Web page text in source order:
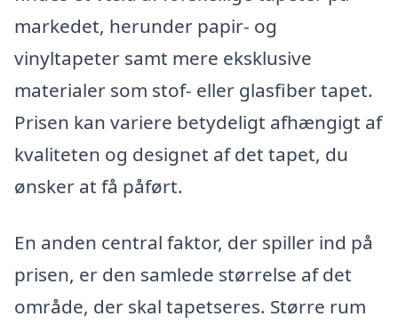
markedet, herunder papir- og
vinyltapeter samt mere eksklusive
materialer som stof- eller glasfiber tapet.
Prisen kan variere betydeligt afhængigt af
kvaliteten og designet af det tapet, du
ønsker at få påført.
En anden central faktor, der spiller ind på
prisen, er den samlede størrelse af det
område, der skal tapetseres. Større rum